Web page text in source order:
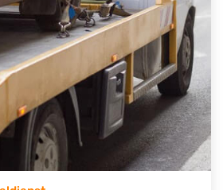
de inkoop van auto's van
zoals Alfa Romeo, Audi, BMW,
Fiat, Ford, Honda, Hyundai,
Benz, Mitsubishi, Nissan, Opel,
Seat, Skoda, Suzuki, Tesla,
Volvo.